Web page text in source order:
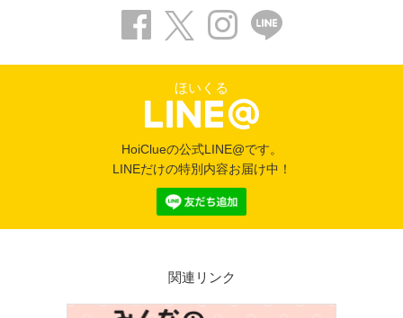
ほいくる
HoiClueの公式LINE@です。
LINEだけの特別内容お届け中！
関連リンク